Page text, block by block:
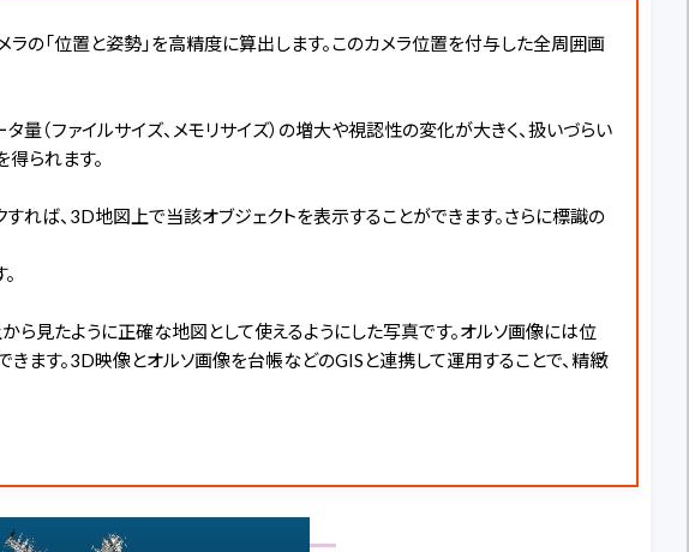
「位置と姿勢」を高精度に算出します。このカメラ位置を付与した全周囲画
（ファイルサイズ、メモリサイズ）の増大や視認性の変化が大きく、扱いづらい
られます。
れば、3D地図上で当該オブジェクトを表示することができます。さらに標識の
ら見たように正確な地図として使えるようにした写真です。オルソ画像には位
ます。3D映像とオルソ画像を台帳などのGISと連携して運用することで、精緻